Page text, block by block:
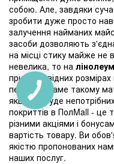
собою. Але, завдяки
зробити дуже просто
залучення найманих
засоби дозволяють
на місці стику майже не
невелика, то на
при відповідних
перевагу саме такому
якщо не буде
покриттів в ПолMall - це
різними акціями і
вартість товару. Ви
якістю пропонованих
наших послуг.